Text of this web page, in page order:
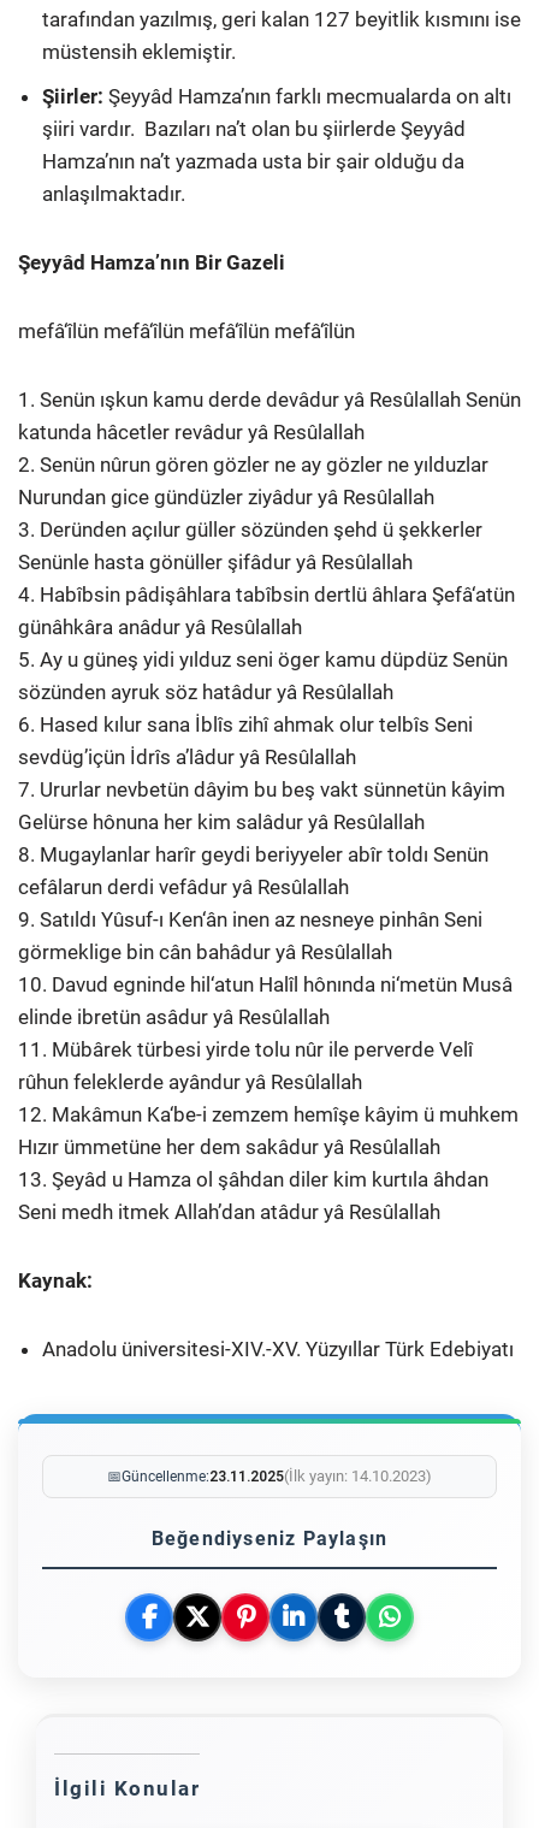
tarafından yazılmış, geri kalan 127 beyitlik kısmını ise
müstensih eklemiştir.
Şiirler: Şeyyâd Hamza’nın farklı mecmualarda on altı
şiiri vardır. Bazıları na’t olan bu şiirlerde Şeyyâd
Hamza’nın na’t yazmada usta bir şair olduğu da
anlaşılmaktadır.
Şeyyâd Hamza’nın Bir Gazeli
mefâ‘îlün mefâ‘îlün mefâ‘îlün mefâ‘îlün
1. Senün ışkun kamu derde devâdur yâ Resûlallah Senün
katunda hâcetler revâdur yâ Resûlallah
2. Senün nûrun gören gözler ne ay gözler ne yılduzlar
Nurundan gice gündüzler ziyâdur yâ Resûlallah
3. Deründen açılur güller sözünden şehd ü şekkerler
Senünle hasta gönüller şifâdur yâ Resûlallah
4. Habîbsin pâdişâhlara tabîbsin dertlü âhlara Şefâ‘atün
günâhkâra anâdur yâ Resûlallah
5. Ay u güneş yidi yılduz seni öger kamu düpdüz Senün
sözünden ayruk söz hatâdur yâ Resûlallah
6. Hased kılur sana İblîs zihî ahmak olur telbîs Seni
sevdüg’içün İdrîs a’lâdur yâ Resûlallah
7. Ururlar nevbetün dâyim bu beş vakt sünnetün kâyim
Gelürse hônuna her kim salâdur yâ Resûlallah
8. Mugaylanlar harîr geydi beriyyeler abîr toldı Senün
cefâlarun derdi vefâdur yâ Resûlallah
9. Satıldı Yûsuf-ı Ken‘ân inen az nesneye pinhân Seni
görmeklige bin cân bahâdur yâ Resûlallah
10. Davud egninde hil‘atun Halîl hônında ni‘metün Musâ
elinde ibretün asâdur yâ Resûlallah
11. Mübârek türbesi yirde tolu nûr ile perverde Velî
rûhun feleklerde ayândur yâ Resûlallah
12. Makâmun Ka‘be-i zemzem hemîşe kâyim ü muhkem
Hızır ümmetüne her dem sakâdur yâ Resûlallah
13. Şeyâd u Hamza ol şâhdan diler kim kurtıla âhdan
Seni medh itmek Allah’dan atâdur yâ Resûlallah
Kaynak:
Anadolu üniversitesi-XIV.-XV. Yüzyıllar Türk Edebiyatı
📅Güncellenme:23.11.2025(İlk yayın: 14.10.2023)
Beğendiyseniz Paylaşın
İlgili Konular